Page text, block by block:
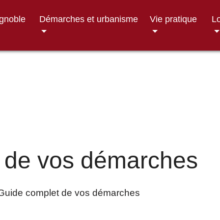
Démarches et urbanisme Vie pratique
vos démarches
complet de vos démarches